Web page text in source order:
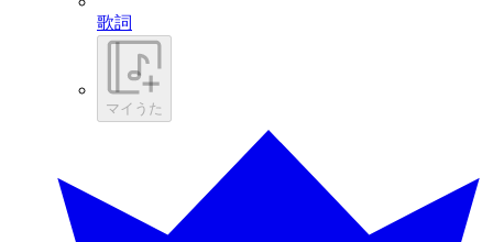
歌詞
マイうた